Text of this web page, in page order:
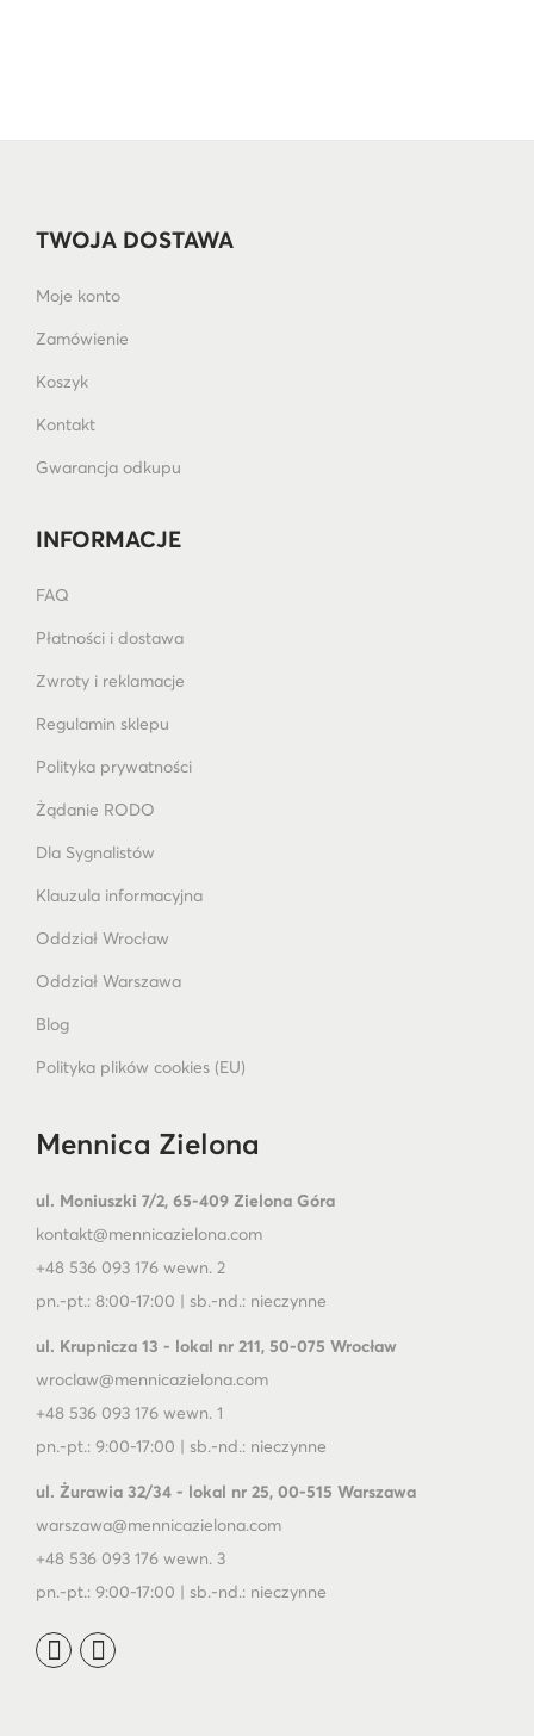
TWOJA DOSTAWA
Moje konto
Zamówienie
Koszyk
Kontakt
Gwarancja odkupu
INFORMACJE
FAQ
Płatności i dostawa
Zwroty i reklamacje
Regulamin sklepu
Polityka prywatności
Żądanie RODO
Dla Sygnalistów
Klauzula informacyjna
Oddział Wrocław
Oddział Warszawa
Blog
Polityka plików cookies (EU)
Mennica Zielona
ul. Moniuszki 7/2, 65-409 Zielona Góra
kontakt@mennicazielona.com
+48 536 093 176 wewn. 2
pn.-pt.: 8:00-17:00 | sb.-nd.: nieczynne
ul. Krupnicza 13 - lokal nr 211, 50-075 Wrocław
wroclaw@mennicazielona.com
+48 536 093 176 wewn. 1
pn.-pt.: 9:00-17:00 | sb.-nd.: nieczynne
ul. Żurawia 32/34 - lokal nr 25, 00-515 Warszawa
warszawa@mennicazielona.com
+48 536 093 176 wewn. 3
pn.-pt.: 9:00-17:00 | sb.-nd.: nieczynne